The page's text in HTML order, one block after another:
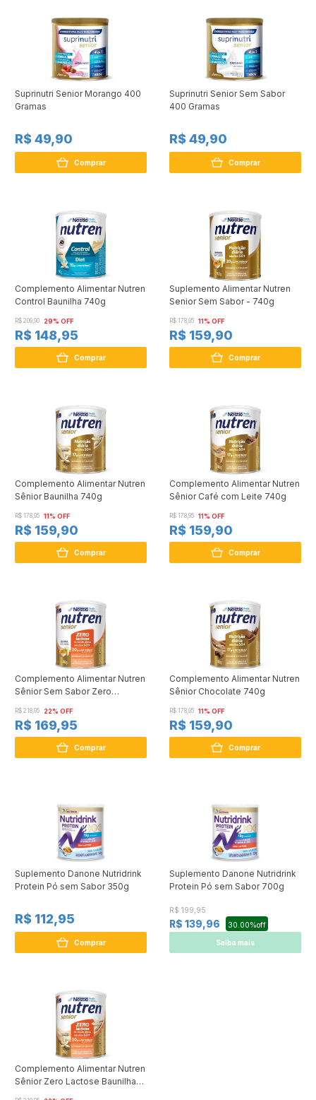
Suprinutri Senior Morango 400
Gramas
R$ 49,90
Comprar
Suprinutri Senior Sem Sabor
400 Gramas
R$ 49,90
Comprar
Complemento Alimentar Nutren
Control Baunilha 740g
R$ 209,90 29% OFF
R$ 148,95
Comprar
Suplemento Alimentar Nutren
Senior Sem Sabor - 740g
R$ 178,95 11% OFF
R$ 159,90
Comprar
Complemento Alimentar Nutren
Sênior Baunilha 740g
R$ 178,95 11% OFF
R$ 159,90
Comprar
Complemento Alimentar Nutren
Sênior Café com Leite 740g
R$ 178,95 11% OFF
R$ 159,90
Comprar
Complemento Alimentar Nutren
Sênior Sem Sabor Zero
R$ 218,95 22% OFF
R$ 169,95
Comprar
Complemento Alimentar Nutren
Sênior Chocolate 740g
R$ 178,95 11% OFF
R$ 159,90
Comprar
Suplemento Danone Nutridrink
Protein Pó sem Sabor 350g
R$ 112,95
Comprar
Suplemento Danone Nutridrink
Protein Pó sem Sabor 700g
R$ 199,95
R$ 139,96 30.00%off
Saiba mais
Complemento Alimentar Nutren
Sênior Zero Lactose Baunilha